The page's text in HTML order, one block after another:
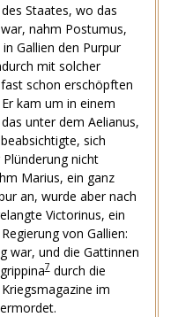
Staates, wo das
nahm Postumus,
Gallien den Purpur
mit solcher
schon erschöpften
kam um in einem
unter dem Aelianus,
sich
nicht
Marius, ein ganz
an, wurde aber nach
Victorinus, ein
von Gallien:
war, und die Gattinnen
7durch die
im